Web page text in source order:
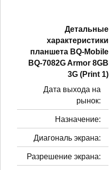
Детальные
характеристики
планшетa BQ-Mobile
BQ-7082G Armor 8GB
3G (Print 1)
Дата выхода на
рынок:
Назначение:
Диагональ экрана:
Разрешение экрана: